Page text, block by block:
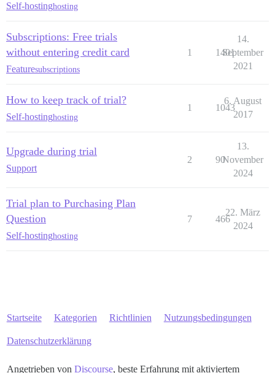
Self-hostinghosting
Subscriptions: Free trials
without entering credit card
Featuresubscriptions
1 1401
14.
September
2021
How to keep track of trial?
Self-hostinghosting
1 1043
6. August
2017
Upgrade during trial
Support
2 90
13.
November
2024
Trial plan to Purchasing Plan
Question
Self-hostinghosting
7 466
22. März
2024
Startseite Kategorien Richtlinien Nutzungsbedingungen
Datenschutzerklärung
Angetrieben von Discourse, beste Erfahrung mit aktiviertem